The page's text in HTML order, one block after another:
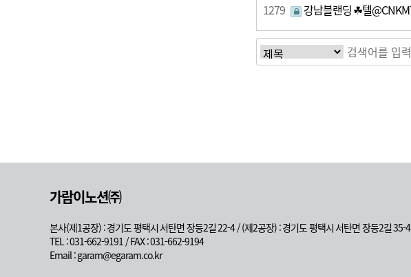
1279 강남블랜딩 ☘텔
가람이노션㈜
본사(제1공장) : 경기도 평택시 서탄면 장등2길 22-4 / (제2공장) : 경기도 평택시 서탄면 장등2길 35-4
TEL : 031-662-9191 / FAX : 031-662-9194
Email : garam@egaram.co.kr